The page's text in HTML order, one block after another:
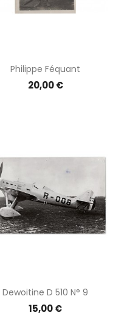
Philippe Féquant
Prix
20,00 €
Dewoitine D 510 N° 9
Prix
15,00 €